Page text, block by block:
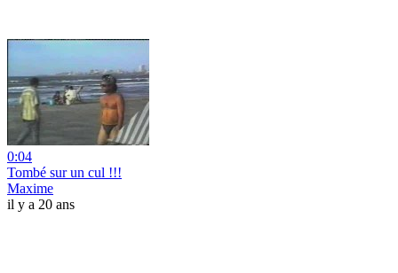
0:04
Tombé sur un cul !!!
Maxime
il y a 20 ans